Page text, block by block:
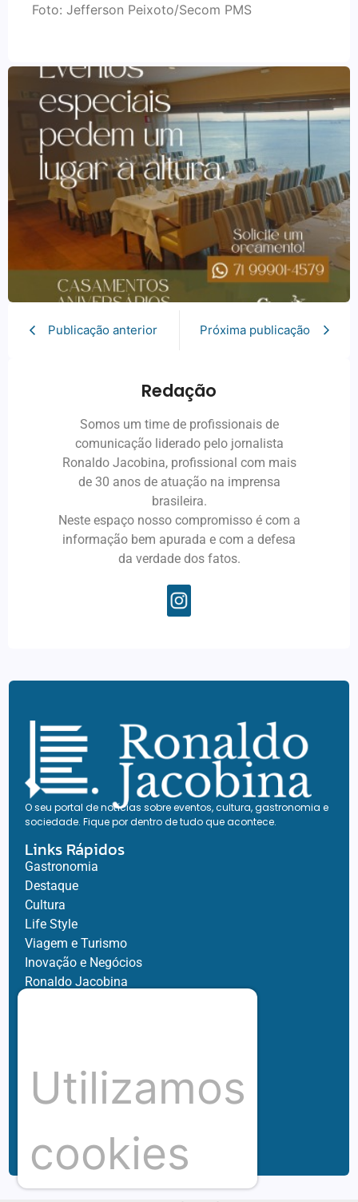
Foto: Jefferson Peixoto/Secom PMS
Publicação anterior Próxima publicação
Redação
Somos um time de profissionais de
comunicação liderado pelo jornalista
Ronaldo Jacobina, profissional com mais
de 30 anos de atuação na imprensa
brasileira.
Neste espaço nosso compromisso é com a
informação bem apurada e com a defesa
da verdade dos fatos.
O seu portal de notícias sobre eventos, cultura, gastronomia e
sociedade. Fique por dentro de tudo que acontece.
Links Rápidos
Gastronomia
Destaque
Cultura
Life Style
Viagem e Turismo
Inovação e Negócios
Ronaldo Jacobina
Hubnexxo
Tidelli
Redes
Utilizamos
cookies